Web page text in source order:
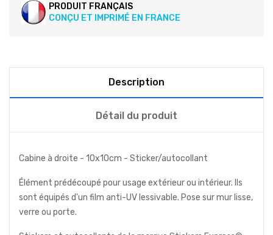
PRODUIT FRANÇAIS
CONÇU ET IMPRIMÉ EN FRANCE
Description
Détail du produit
Cabine à droite - 10x10cm - Sticker/autocollant
Élément prédécoupé pour usage extérieur ou intérieur. Ils
sont équipés d'un film anti-UV lessivable. Pose sur mur lisse,
verre ou porte.